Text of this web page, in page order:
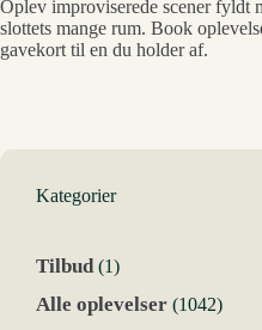
Oplev improviserede scener fyldt
slottets mange rum. Book
gavekort til en du holder af.
Kategorier
Tilbud 11
Alle oplevelser 10421042